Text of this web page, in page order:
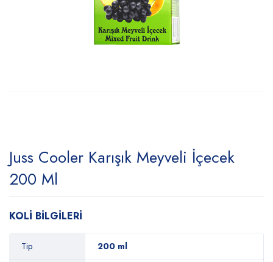
Juss Cooler Karışık Meyveli İçecek
200 Ml
KOLİ BİLGİLERİ
Tip 200 ml